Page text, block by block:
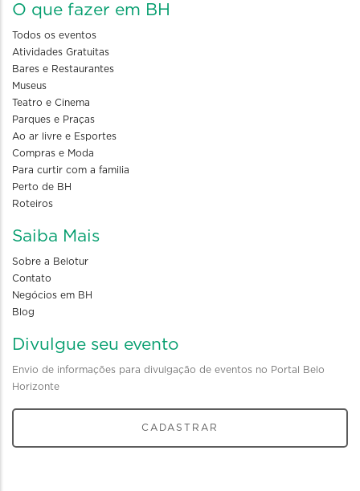
O que fazer em BH
Todos os eventos
Atividades Gratuitas
Bares e Restaurantes
Museus
Teatro e Cinema
Parques e Praças
Ao ar livre e Esportes
Compras e Moda
Para curtir com a familia
Perto de BH
Roteiros
Saiba Mais
Sobre a Belotur
Contato
Negócios em BH
Blog
Divulgue seu evento
Envio de informações para divulgação de eventos no Portal Belo
Horizonte
CADASTRAR